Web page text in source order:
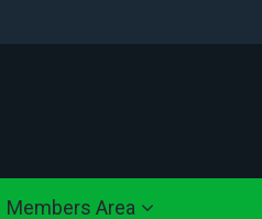
Members Area